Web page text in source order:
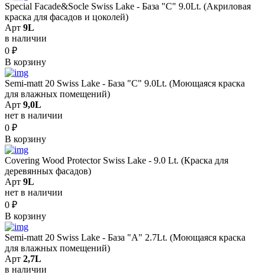
Special Facade&Socle Swiss Lake - База "C" 9.0Lt. (Акриловая
краска для фасадов и цоколей)
Арт 9L
в наличии
0 ₽
В корзину
Semi-matt 20 Swiss Lake - База "C" 9.0Lt. (Моющаяся краска
для влажных помещений)
Арт 9,0L
нет в наличии
0 ₽
В корзину
Covering Wood Protector Swiss Lake - 9.0 Lt. (Краска для
деревянных фасадов)
Арт 9L
нет в наличии
0 ₽
В корзину
Semi-matt 20 Swiss Lake - База "A" 2.7Lt. (Моющаяся краска
для влажных помещений)
Арт 2,7L
в наличии